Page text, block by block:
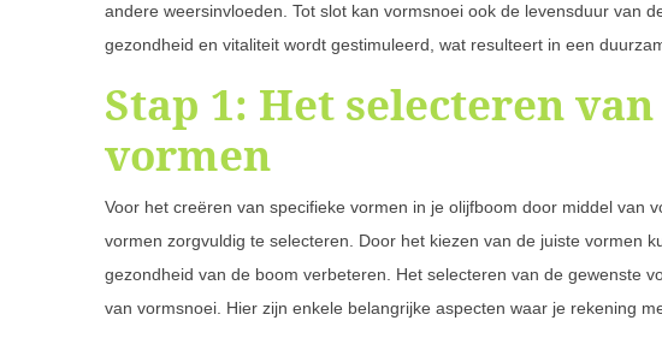
andere weersinvloeden. Tot slot kan vormsnoei ook de levensduur van
gezondheid en vitaliteit wordt gestimuleerd, wat resulteert in een
Stap 1: Het selecteren
vormen
Voor het creëren van specifieke vormen in je olijfboom door middel van
vormen zorgvuldig te selecteren. Door het kiezen van de juiste vormen
gezondheid van de boom verbeteren. Het selecteren van de gewenste
van vormsnoei. Hier zijn enkele belangrijke aspecten waar je rekening